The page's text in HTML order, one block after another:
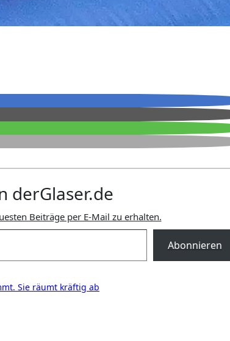
derGlaser.de
Beiträge per E-Mail zu erhalten.
Abonnieren
Sie räumt kräftig ab